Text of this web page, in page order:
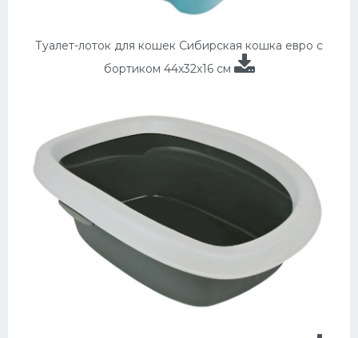
Туалет-лоток для кошек Сибирская кошка евро с
бортиком 44х32х16 см